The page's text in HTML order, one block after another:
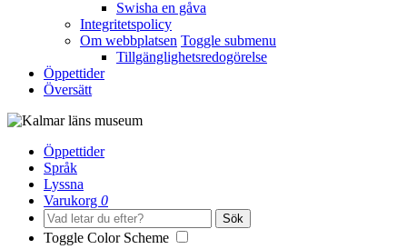
Swisha en gåva
Integritetspolicy
Om webbplatsen Toggle submenu
Tillgänglighetsredogörelse
Öppettider
Översätt
Öppettider
Språk
Lyssna
Varukorg 0
Sök
Toggle Color Scheme